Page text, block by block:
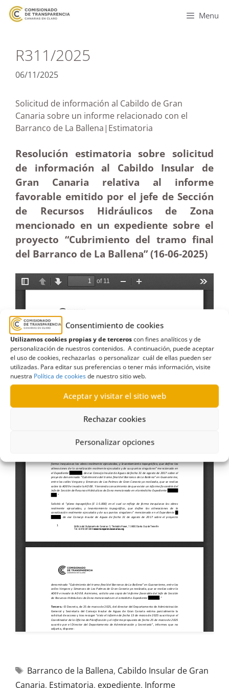
Consentimiento de cookies
Utilizamos cookies propias y de terceroscon fines analíticos y de
personalización de nuestros contenidos. A continuación, puede aceptar
el uso de cookies, rechazarlas o personalizar cuál de ellas pueden ser
utilizadas. Para editar sus preferencias o tener más información, visite
nuestra Política de cookiesde nuestro sitio web.
Aceptar y visitar el sitio web
Rechazar cookies
Personalizar opciones
Menu
R311/2025
06/11/2025
Solicitud de información al Cabildo de Gran
Canaria sobre un informe relacionado con el
Barranco de La Ballena|Estimatoria
Resolución estimatoria sobre solicitud
de información al Cabildo Insular de
Gran Canaria relativa al informe
favorable emitido por el jefe de Sección
de Recursos Hidráulicos de Zona
mencionado en un expediente sobre el
proyecto “Cubrimiento del tramo final
del Barranco de La Ballena” (16-06-2025)
Barranco de la Ballena, Cabildo Insular de Gran
Canaria, Estimatoria, expediente, Informe